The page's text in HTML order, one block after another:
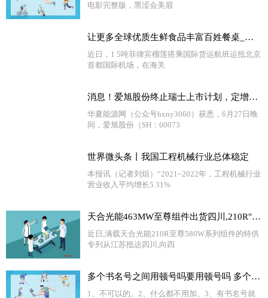
电影完整版，黑涩会美眉
让更多全球优质生鲜食品丰富百姓餐桌_观速讯
近日，1 5吨菲律宾榴莲搭乘国际货运航班运抵北京
首都国际机场，在海关
消息！爱旭股份终止瑞士上市计划，定增60亿“加码”ABC电池
华夏能源网（公众号hxny3060）获悉，6月27日晚
间，爱旭股份（SH：60073
世界微头条丨我国工程机械行业总体稳定
本报讯（记者刘烜）“2021~2022年，工程机械行业
营业收入平均增长5 31%
天合光能463MW至尊组件出货四川,210R"黄金尺寸"助力水光互补电站更高收益
近日,满载天合光能210R至尊580W系列组件的特供
专列从江苏抵达四川,向四
多个书名号之间用顿号吗要用顿号吗 多个书名号之间用顿号|世界速递
1、不可以的。2、什么都不用加。3、有书名号就